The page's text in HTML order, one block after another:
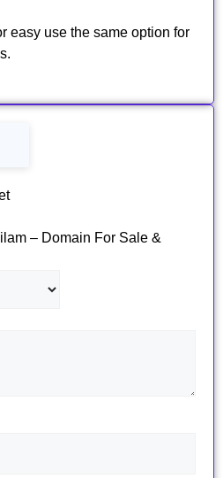
easy use the same option for
– Domain For Sale &